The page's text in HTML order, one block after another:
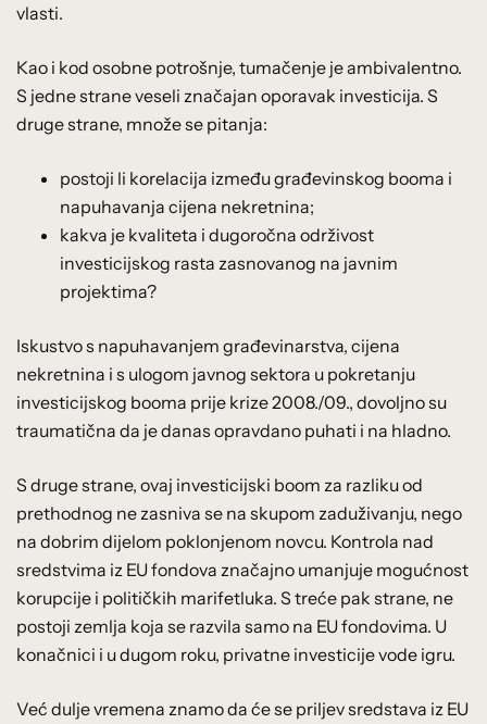
vlasti.
Kao i kod osobne potrošnje, tumačenje je ambivalentno.
S jedne strane veseli značajan oporavak investicija. S
druge strane, množe se pitanja:
postoji li korelacija između građevinskog booma i
napuhavanja cijena nekretnina;
kakva je kvaliteta i dugoročna održivost
investicijskog rasta zasnovanog na javnim
projektima?
Iskustvo s napuhavanjem građevinarstva, cijena
nekretnina i s ulogom javnog sektora u pokretanju
investicijskog booma prije krize 2008./09., dovoljno su
traumatična da je danas opravdano puhati i na hladno.
S druge strane, ovaj investicijski boom za razliku od
prethodnog ne zasniva se na skupom zaduživanju, nego
na dobrim dijelom poklonjenom novcu. Kontrola nad
sredstvima iz EU fondova značajno umanjuje mogućnost
korupcije i političkih marifetluka. S treće pak strane, ne
postoji zemlja koja se razvila samo na EU fondovima. U
konačnici i u dugom roku, privatne investicije vode igru.
Već dulje vremena znamo da će se priljev sredstava iz EU